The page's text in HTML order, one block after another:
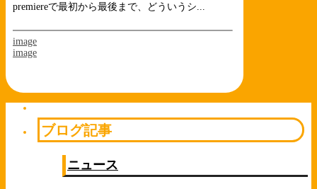
premiereで最初から最後まで、どういうシ...
image
image
ブログ記事
ニュース